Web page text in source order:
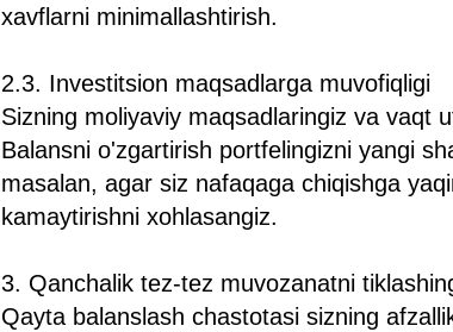
xavflarni minimallashtirish.
2.3. Investitsion maqsadlarga muvofiqligi
Sizning moliyaviy maqsadlaringiz va vaqt
Balansni o'zgartirish portfelingizni yangi
masalan, agar siz nafaqaga chiqishga
kamaytirishni xohlasangiz.
3. Qanchalik tez-tez muvozanatni
Qayta balanslash chastotasi sizning